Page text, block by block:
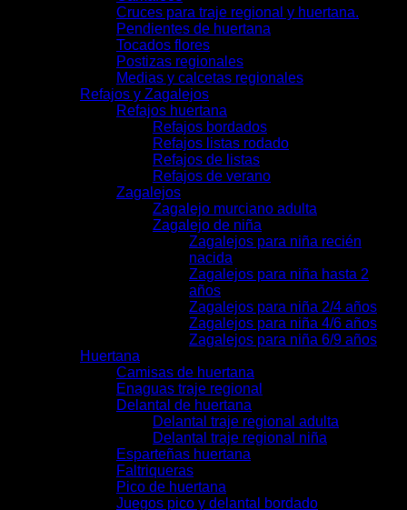
Cruces para traje regional y huertana.
Pendientes de huertana
Tocados flores
Postizas regionales
Medias y calcetas regionales
Refajos y Zagalejos
Refajos huertana
Refajos bordados
Refajos listas rodado
Refajos de listas
Refajos de verano
Zagalejos
Zagalejo murciano adulta
Zagalejo de niña
Zagalejos para niña recién
nacida
Zagalejos para niña hasta 2
años
Zagalejos para niña 2/4 años
Zagalejos para niña 4/6 años
Zagalejos para niña 6/9 años
Huertana
Camisas de huertana
Enaguas traje regional
Delantal de huertana
Delantal traje regional adulta
Delantal traje regional niña
Esparteñas huertana
Faltriqueras
Pico de huertana
Juegos pico y delantal bordado